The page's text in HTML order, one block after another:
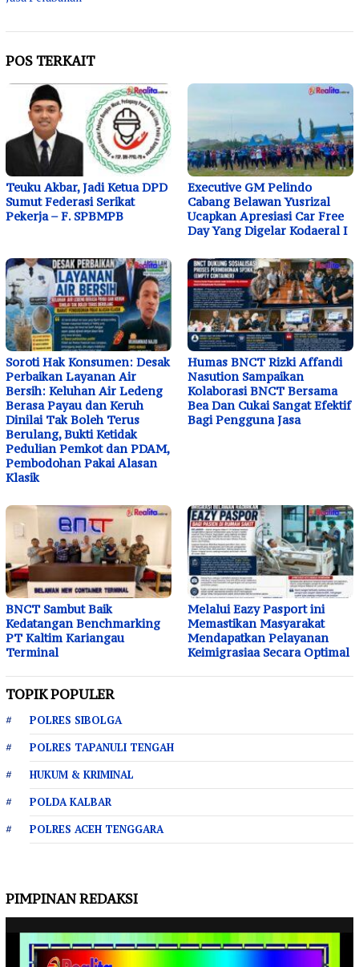
POS TERKAIT
Teuku Akbar, Jadi Ketua DPD
Sumut Federasi Serikat
Pekerja – F. SPBMPB
Executive GM Pelindo
Cabang Belawan Yusrizal
Ucapkan Apresiasi Car Free
Day Yang Digelar Kodaeral I
Soroti Hak Konsumen: Desak
Perbaikan Layanan Air
Bersih: Keluhan Air Ledeng
Berasa Payau dan Keruh
Dinilai Tak Boleh Terus
Berulang, Bukti Ketidak
Pedulian Pemkot dan PDAM,
Pembodohan Pakai Alasan
Klasik
Humas BNCT Rizki Affandi
Nasution Sampaikan
Kolaborasi BNCT Bersama
Bea Dan Cukai Sangat Efektif
Bagi Pengguna Jasa
BNCT Sambut Baik
Kedatangan Benchmarking
PT Kaltim Kariangau
Terminal
Melalui Eazy Pasport ini
Memastikan Masyarakat
Mendapatkan Pelayanan
Keimigrasiaa Secara Optimal
TOPIK POPULER
POLRES SIBOLGA
POLRES TAPANULI TENGAH
HUKUM & KRIMINAL
POLDA KALBAR
POLRES ACEH TENGGARA
PIMPINAN REDAKSI